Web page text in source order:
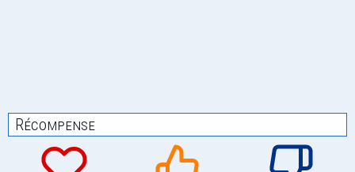
Récompense